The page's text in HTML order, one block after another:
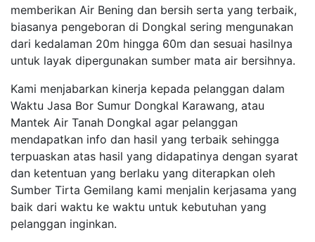
memberikan Air Bening dan bersih serta yang terbaik,
biasanya pengeboran di Dongkal sering mengunakan
dari kedalaman 20m hingga 60m dan sesuai hasilnya
untuk layak dipergunakan sumber mata air bersihnya.
Kami menjabarkan kinerja kepada pelanggan dalam
Waktu Jasa Bor Sumur Dongkal Karawang, atau
Mantek Air Tanah Dongkal agar pelanggan
mendapatkan info dan hasil yang terbaik sehingga
terpuaskan atas hasil yang didapatinya dengan syarat
dan ketentuan yang berlaku yang diterapkan oleh
Sumber Tirta Gemilang kami menjalin kerjasama yang
baik dari waktu ke waktu untuk kebutuhan yang
pelanggan inginkan.